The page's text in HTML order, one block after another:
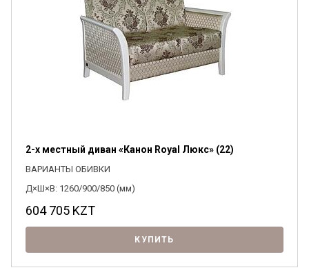
2-х местный диван «Канон Royal Люкс» (22)
ВАРИАНТЫ ОБИВКИ
Д×Ш×В: 1260/900/850 (мм)
604 705 KZT
КУПИТЬ